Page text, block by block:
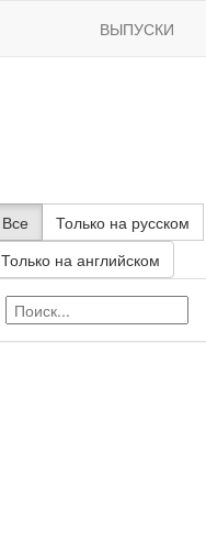
ВЫПУСКИ
Все
Только на русском
Только на английском